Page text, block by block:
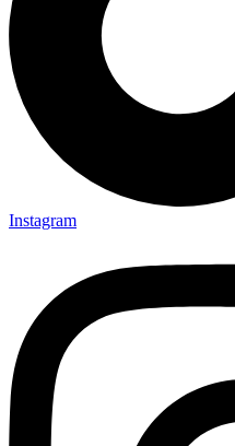
Instagram